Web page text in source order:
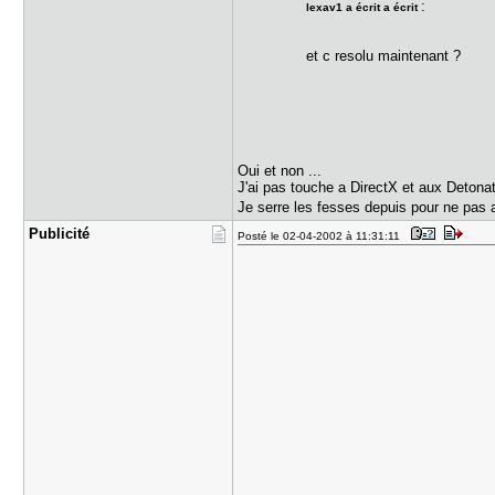
lexav1 a écrit a écrit :
et c resolu maintenant ?
Oui et non ...
J'ai pas touche a DirectX et aux
Je serre les fesses depuis pour ne pas
Publicité
Posté le 02-04-2002 à 11:31:11